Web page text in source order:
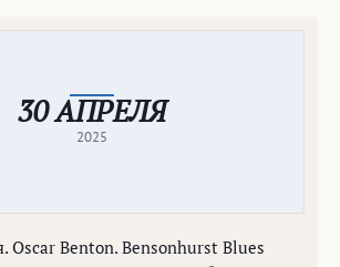
30 АПРЕЛЯ
2025
Oscar Benton. Bensonhurst Blues